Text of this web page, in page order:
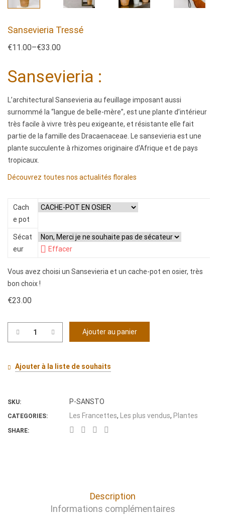
Sansevieria Tressé
€11.00–€33.00
Sansevieria :
L’architectural Sansevieria au feuillage imposant aussi
surnommé la “langue de belle-mère”, est une plante d’intérieur
très facile à vivre très peu exigeante, et résistante elle fait
partie de la famille des Dracaenaceae. Le sansevieria est une
plante succulente à rhizomes originaire d’Afrique et de pays
tropicaux.
Découvrez toutes nos actualités florales
Cach
e pot
Sécat
eur
Effacer
Vous avez choisi un Sansevieria et un cache-pot en osier, très
bon choix !
€23.00
quantité
Sansevieria
Tressé
Ajouter au panier
Ajouter à la liste de souhaits
SKU: P-SANSTO
CATEGORIES: Les Francettes, Les plus vendus, Plantes
SHARE:
Description
Informations complémentaires